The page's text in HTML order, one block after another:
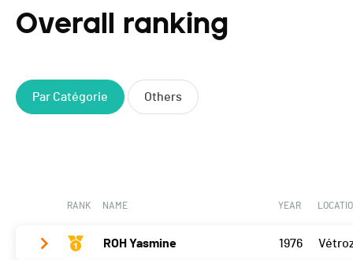
Overall ranking
Par Catégorie Others
RANK NAME YEAR
ROH Yasmine 1976